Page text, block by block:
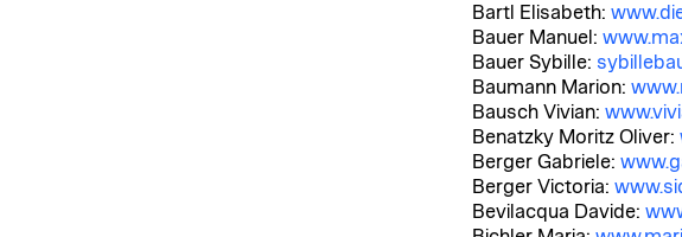
Bartl Elisabeth:
Bauer Manuel:
Bauer Sybille:
Baumann Marion:
Bausch Vivian:
Benatzky Moritz Oliver:
Berger Gabriele:
Berger Victoria:
Bevilacqua Davide: